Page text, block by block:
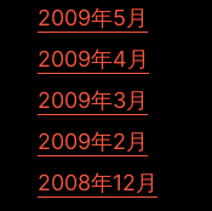
2009年5月
2009年4月
2009年3月
2009年2月
2008年12月